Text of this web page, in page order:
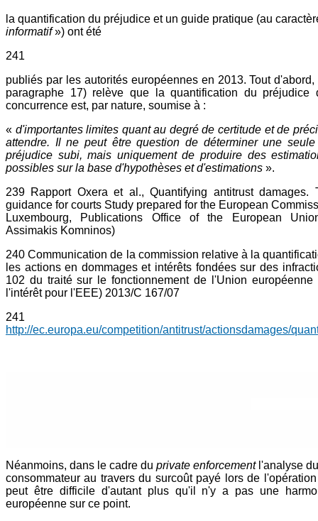
la quantification du préjudice et un guide pratique (au
informatif») ont été
241
publiés par les autorités européennes en 2013. Tout
paragraphe 17) relève que la quantification du préjudice
concurrence est, par nature, soumise à :
« d'importantes limites quant au degré de certitude et de
attendre. Il ne peut être question de déterminer une
préjudice subi, mais uniquement de produire des
possibles sur la base d'hypothèses et d'estimations ».
239 Rapport Oxera et al., Quantifying antitrust damages.
guidance for courts Study prepared for the European
Luxembourg, Publications Office of the European
Assimakis Komninos)
240 Communication de la commission relative à la
les actions en dommages et intérêts fondées sur des
102 du traité sur le fonctionnement de l'Union européenne
l'intérêt pour l'EEE) 2013/C 167/07
241
http://ec.europa.eu/competition/antitrust/actionsdamages/
Néanmoins, dans le cadre du private enforcementl'analyse
consommateur au travers du surcoût payé lors de
peut être difficile d'autant plus qu'il n'y a pas une
européenne sur ce point.